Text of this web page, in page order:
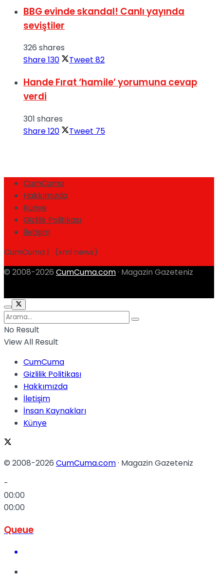
BBG evinde skandal! Canlı yayında
seviştiler
326 shares
Share130 Tweet 82
Hande Fırat ‘hamile’ yorumuna cevap
verdi
301 shares
Share120 Tweet 75
CumCuma
Hakkımızda
Künye
Gizlilik Politikası
İletişim
CumCuma | (xml news)
© 2008-2026 CumCuma.com · Magazin Gazeteniz
No Result
View All Result
CumCuma
Gizlilik Politikası
Hakkımızda
İletişim
İnsan Kaynakları
Künye
© 2008-2026 CumCuma.com· Magazin Gazeteniz
-
00:00
00:00
Queue